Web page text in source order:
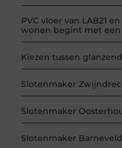
PVC vloer van LAB21
wonen begint met een
Kiezen tussen
Slotenmaker
Slotenmaker
Slotenmaker